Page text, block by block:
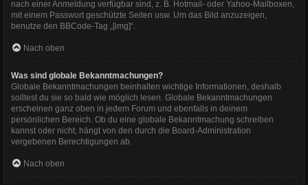
nach einer Anmeldung verfügbar sind, z. B. Hotmail- oder Yahoo-Mailboxen,
mit einem Passwort geschützte Seiten usw. Um das Bild anzuzeigen,
benutze den BBCode-Tag „[img]“.
Nach oben
Was sind globale Bekanntmachungen?
Globale Bekanntmachungen beinhalten wichtige Informationen, deshalb
solltest du sie so bald wie möglich lesen. Globale Bekanntmachungen
erscheinen ganz oben in jedem Forum und ebenfalls in deinem
persönlichen Bereich. Ob du eine globale Bekanntmachung schreiben
kannst oder nicht, hängt von den durch die Board-Administration
vergebenen Berechtigungen ab.
Nach oben